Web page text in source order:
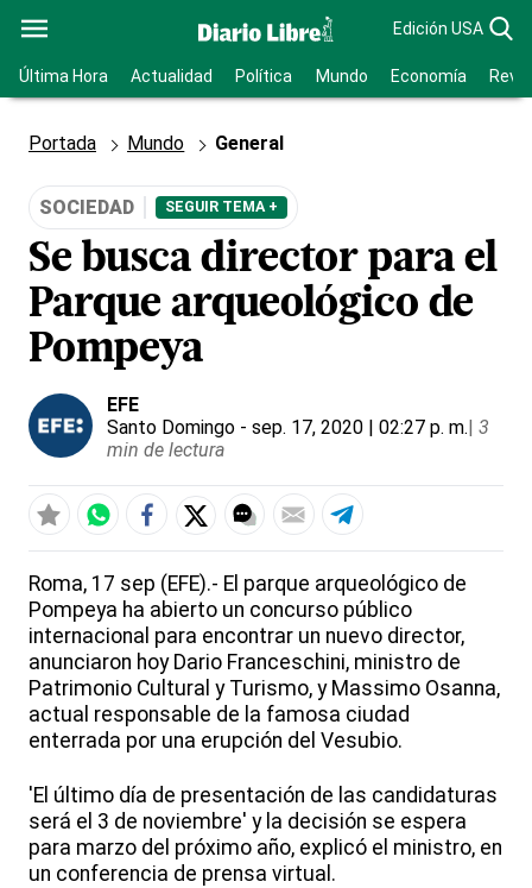
Edición USA
Última Hora Actualidad Política Mundo Economía
Portada Mundo General
SOCIEDAD SEGUIR TEMA +
Se busca director para el
Parque arqueológico de
Pompeya
EFE
Santo Domingo - sep. 17, 2020 | 02:27 p. m.| 3
min de lectura
Roma, 17 sep (EFE).- El parque arqueológico de
Pompeya ha abierto un concurso público
internacional para encontrar un nuevo director,
anunciaron hoy Dario Franceschini, ministro de
Patrimonio Cultural y Turismo, y Massimo Osanna,
actual responsable de la famosa ciudad
enterrada por una erupción del Vesubio.
'El último día de presentación de las candidaturas
será el 3 de noviembre' y la decisión se espera
para marzo del próximo año, explicó el ministro, en
un conferencia de prensa virtual.